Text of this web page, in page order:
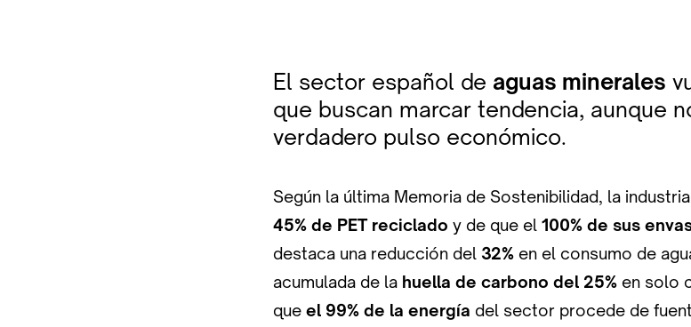
El sector español de aguas minerales
que buscan marcar tendencia, aunque
verdadero pulso económico.
Según la última Memoria de Sostenibilidad, la
45% de PET reciclado y de que el 100% de sus
destaca una reducción del 32% en el consumo de
acumulada de la huella de carbono del 25% en solo
que el 99% de la energía del sector procede de